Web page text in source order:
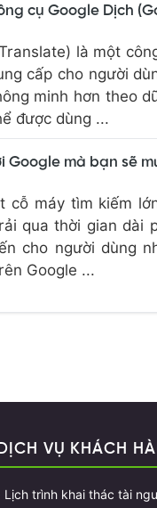
cụ Google Dịch
là một
cấp cho người
minh hơn theo
được dùng ...
mà bạn sẽ
cỗ máy tìm kiếm
qua thời gian dài
cho người dùng
Google ...
VỤ KHÁCH
Lịch trình khai thác tài